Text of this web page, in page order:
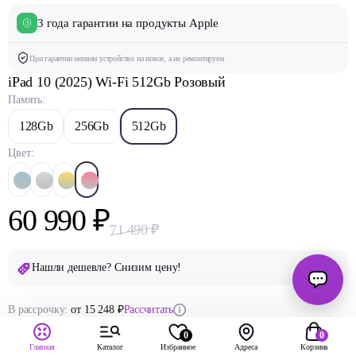
3 года гарантии на продукты Apple
При гарантии меняем устройство на новое, а не ремонтируем
iPad 10 (2025) Wi-Fi 512Gb Розовый
Память:
128Gb 256Gb 512Gb
Цвет:
60 990 ₽71 490 ₽
Нашли дешевле? Снизим цену!
В рассрочку:от 15 248 ₽Рассчитать
Можно «Долями»: 15 248 ₽ x 4 Подробнее
Главная Каталог
0
Избранное Адреса
0
Корзина